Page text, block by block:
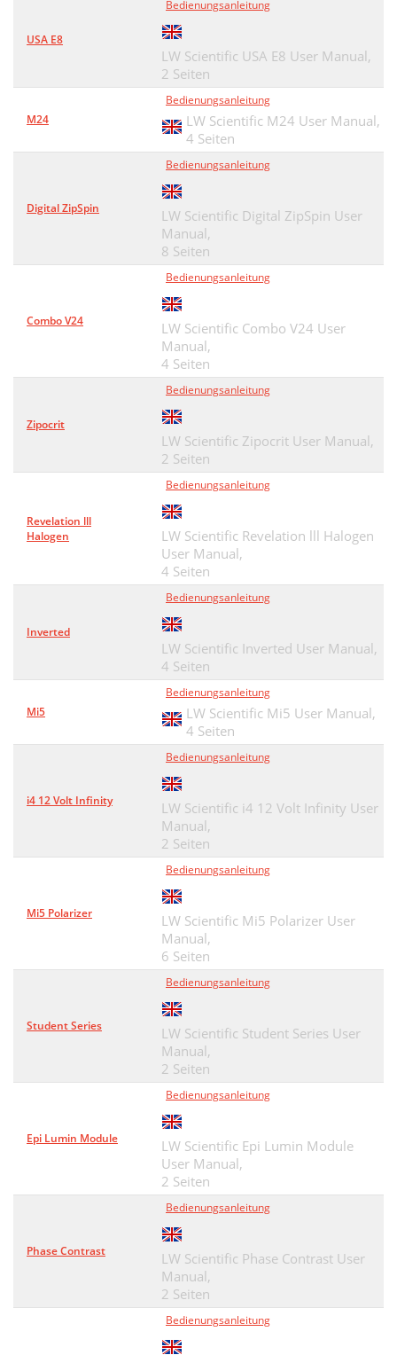
USA E8
Bedienungsanleitung
LW Scientific USA E8 User Manual,
2 Seiten
M24
Bedienungsanleitung
LW Scientific M24 User Manual,
4 Seiten
Digital ZipSpin
Bedienungsanleitung
LW Scientific Digital ZipSpin User
Manual,
8 Seiten
Combo V24
Bedienungsanleitung
LW Scientific Combo V24 User
Manual,
4 Seiten
Zipocrit
Bedienungsanleitung
LW Scientific Zipocrit User Manual,
2 Seiten
Revelation lll
Halogen
Bedienungsanleitung
LW Scientific Revelation lll Halogen
User Manual,
4 Seiten
Inverted
Bedienungsanleitung
LW Scientific Inverted User Manual,
4 Seiten
Mi5
Bedienungsanleitung
LW Scientific Mi5 User Manual,
4 Seiten
i4 12 Volt Infinity
Bedienungsanleitung
LW Scientific i4 12 Volt Infinity User
Manual,
2 Seiten
Mi5 Polarizer
Bedienungsanleitung
LW Scientific Mi5 Polarizer User
Manual,
6 Seiten
Student Series
Bedienungsanleitung
LW Scientific Student Series User
Manual,
2 Seiten
Epi Lumin Module
Bedienungsanleitung
LW Scientific Epi Lumin Module
User Manual,
2 Seiten
Phase Contrast
Bedienungsanleitung
LW Scientific Phase Contrast User
Manual,
2 Seiten
Bedienungsanleitung